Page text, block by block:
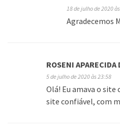
18 de julho de 2020
Agradecemos
ROSENI APARECIDA
5 de julho de 2020 às 23:58
Olá! Eu amava o site
site confiável, com